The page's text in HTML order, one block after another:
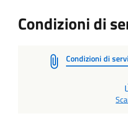
Condizioni di
Condizioni di